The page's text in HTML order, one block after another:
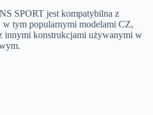
SPORT jest kompatybilna z
tym popularnymi modelami CZ,
innymi konstrukcjami używanymi w